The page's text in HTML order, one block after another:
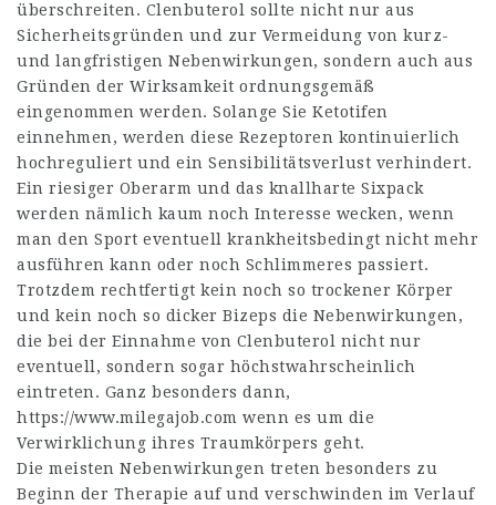
überschreiten. Clenbuterol sollte nicht nur aus
Sicherheitsgründen und zur Vermeidung von kurz-
und langfristigen Nebenwirkungen, sondern auch aus
Gründen der Wirksamkeit ordnungsgemäß
eingenommen werden. Solange Sie Ketotifen
einnehmen, werden diese Rezeptoren kontinuierlich
hochreguliert und ein Sensibilitätsverlust verhindert.
Ein riesiger Oberarm und das knallharte Sixpack
werden nämlich kaum noch Interesse wecken, wenn
man den Sport eventuell krankheitsbedingt nicht mehr
ausführen kann oder noch Schlimmeres passiert.
Trotzdem rechtfertigt kein noch so trockener Körper
und kein noch so dicker Bizeps die Nebenwirkungen,
die bei der Einnahme von Clenbuterol nicht nur
eventuell, sondern sogar höchstwahrscheinlich
eintreten. Ganz besonders dann,
https://www.milegajob.com wenn es um die
Verwirklichung ihres Traumkörpers geht.
Die meisten Nebenwirkungen treten besonders zu
Beginn der Therapie auf und verschwinden im Verlauf